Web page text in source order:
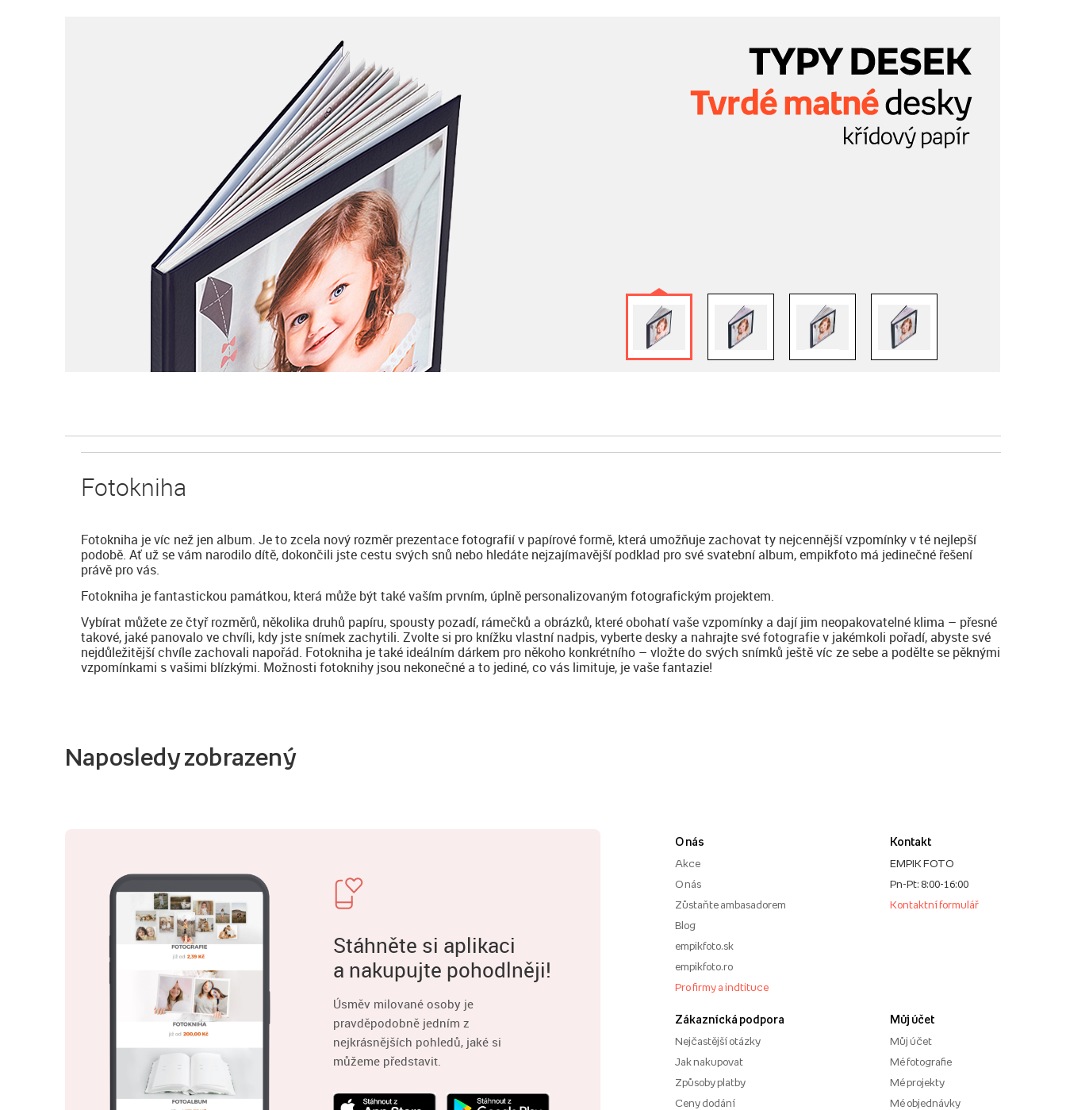
Fotokniha
Fotokniha je víc než jen album. Je to zcela nový rozměr prezentace fotografií v papírové formě, která umožňuje zachovat ty nejcennější vzpomínky v té nejlepší
podobě. Ať už se vám narodilo dítě, dokončili jste cestu svých snů nebo hledáte nejzajímavější podklad pro své svatební album, empikfoto má jedinečné řešení
právě pro vás.
Fotokniha je fantastickou památkou, která může být také vaším prvním, úplně personalizovaným fotografickým projektem.
Vybírat můžete ze čtyř rozměrů, několika druhů papíru, spousty pozadí, rámečků a obrázků, které obohatí vaše vzpomínky a dají jim neopakovatelné klima – přesné
takové, jaké panovalo ve chvíli, kdy jste snímek zachytili. Zvolte si pro knížku vlastní nadpis, vyberte desky a nahrajte své fotografie v jakémkoli pořadí, abyste své
nejdůležitější chvíle zachovali napořád. Fotokniha je také ideálním dárkem pro někoho konkrétního – vložte do svých snímků ještě víc ze sebe a podělte se pěknými
vzpomínkami s vašimi blízkými. Možnosti fotoknihy jsou nekonečné a to jediné, co vás limituje, je vaše fantazie!
Naposledy zobrazený
Stáhněte si aplikaci
a nakupujte pohodlněji!
Úsměv milované osoby je
pravděpodobně jedním z
nejkrásnějších pohledů, jaké si
můžeme představit.
O nás
Akce
O nás
Zůstaňte ambasadorem
Blog
empikfoto.sk
empikfoto.ro
Pro firmy a indtituce
Zákaznícká podpora
Nejčastější otázky
Jak nakupovat
Způsoby platby
Ceny dodání
Kontakt
EMPIK FOTO
Pn-Pt: 8:00-16:00
Kontaktní formulář
Můj účet
Můj účet
Mé fotografie
Mé projekty
Mé objednávky